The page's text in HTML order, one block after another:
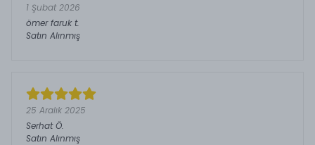
1 Şubat 2026
ömer faruk t.
Satın Alınmış
25 Aralık 2025
Serhat Ö.
Satın Alınmış